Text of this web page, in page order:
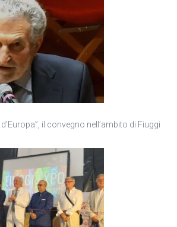
il convegno nell’ambito di Fiuggi